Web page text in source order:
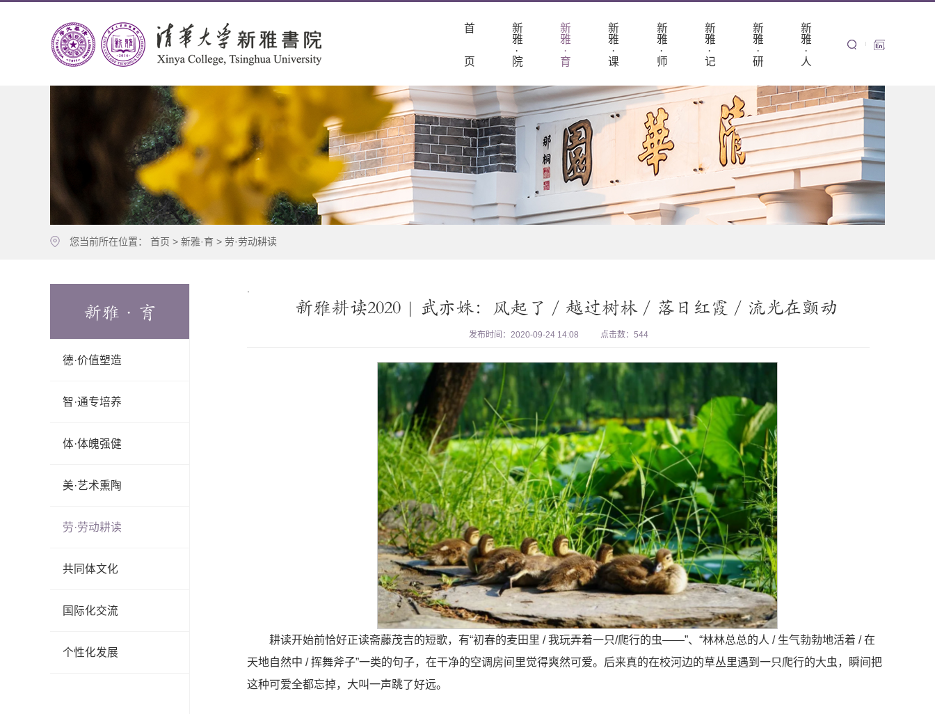
首
页
新
雅
·
院
新
雅
·
育
新
雅
·
课
新
雅
·
师
新
雅
·
记
新
雅
·
研
新
雅
·
人
您当前所在位置： 首页 > 新雅·育 > 劳·劳动耕读
新雅·育
德·价值塑造
智·通专培养
体·体魄强健
美·艺术熏陶
劳·劳动耕读
共同体文化
国际化交流
个性化发展
新雅耕读2020 | 武亦姝：风起了 / 越过树林 / 落日红霞 / 流光在颤动
发布时间：2020-09-24 14:08 点击数： 544
耕读开始前恰好正读斋藤茂吉的短歌，有“初春的麦田里 / 我玩弄着一只/爬行的虫——”、“林林总总的人 / 生气勃勃地活着 / 在
天地自然中 / 挥舞斧子”一类的句子，在干净的空调房间里觉得爽然可爱。后来真的在校河边的草丛里遇到一只爬行的大虫，瞬间把
这种可爱全都忘掉，大叫一声跳了好远。